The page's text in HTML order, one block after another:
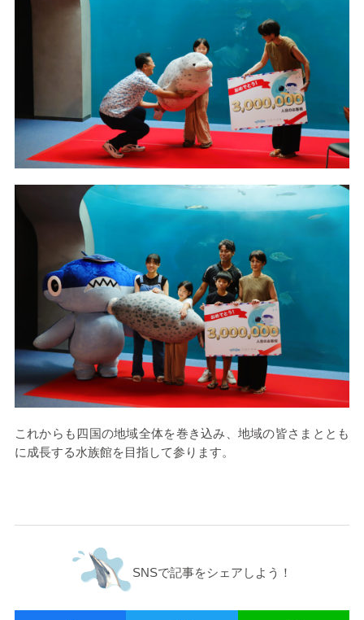
これからも四国の地域全体を巻き込み、地域の皆さまととも
に成長する水族館を目指して参ります。
SNSで記事をシェアしよう！